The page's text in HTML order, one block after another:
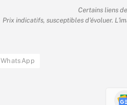
Certains liens
Prix indicatifs, susceptibles d'évoluer.
WhatsApp